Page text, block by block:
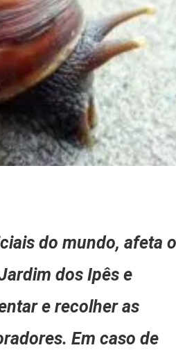
do mundo, afeta
dos Ipês e
e recolher as
Em caso de